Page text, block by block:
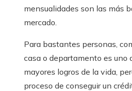
mensualidades son las más
mercado.
Para bastantes personas,
casa o departamento es uno
mayores logros de la vida,
proceso de conseguir un